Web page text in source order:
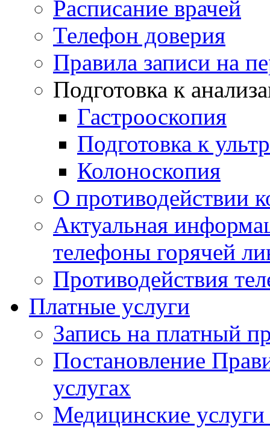
Расписание врачей
Телефон доверия
Правила записи на
Подготовка к
Гастрооскопия
Подготовка к
Колоноскопия
О противодействии
Актуальная
телефоны горячей
Противодействия
Платные услуги
Запись на платный
Постановление
услугах
Медицинские